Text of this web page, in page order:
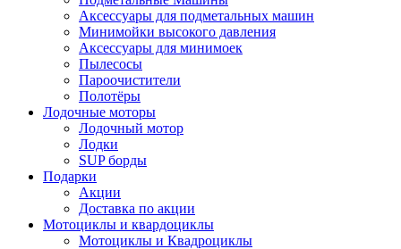
Аксессуары для подметальных машин
Минимойки высокого давления
Аксессуары для минимоек
Пылесосы
Пароочистители
Полотёры
Лодочные моторы
Лодочный мотор
Лодки
SUP борды
Подарки
Акции
Доставка по акции
Мотоциклы и квардоциклы
Мотоциклы и Квадроциклы